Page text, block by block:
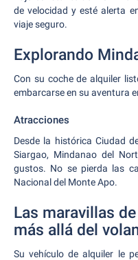
de velocidad y esté alerta
viaje seguro.
Explorando
Con su coche de alquiler
embarcarse en su aventura
Atracciones
Desde la histórica Ciudad
Siargao, Mindanao del
gustos. No se pierda las
Nacional del Monte Apo.
Las maravillas
más allá del
Su vehículo de alquiler le